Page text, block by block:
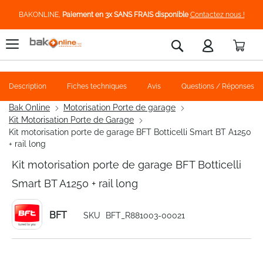
BAKONLINE, Paiement en 3x SANS FRAIS disponible Contactez nous !
Rechercher
Bak Online
Motorisation Porte de garage
Kit Motorisation Porte de Garage
Kit motorisation porte de garage BFT Botticelli Smart BT A1250
+ rail long
Kit motorisation porte de garage BFT Botticelli
Smart BT A1250 + rail long
BFT SKU BFT_R881003-00021
Description Fiches techniques Avis Questions / Réponses